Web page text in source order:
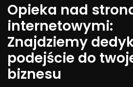
Opieka nad
internetowymi:
Znajdziemy
podejście do
biznesu